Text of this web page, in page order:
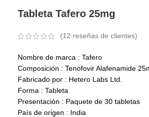
Tableta Tafero 25mg
(12 reseñas de clientes)
Nombre de marca : Tafero
Composición : Tenofovir Alafenamide
Fabricado por : Hetero Labs Ltd.
Forma : Tableta
Presentación : Paquete de 30 tabletas
País de origen : India